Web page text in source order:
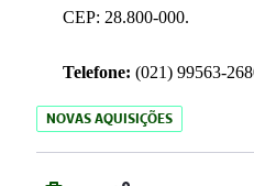
CEP: 28.800-000.
Telefone: (021) 99563-
NOVAS AQUISIÇÕES